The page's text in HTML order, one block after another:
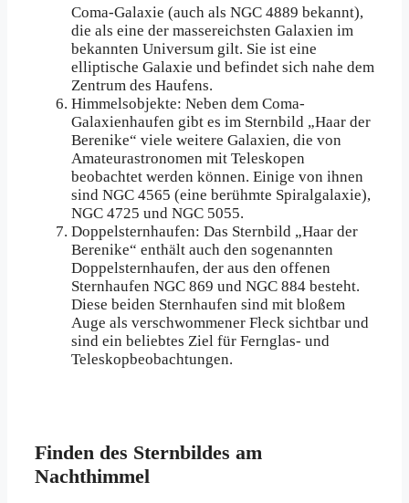
Coma-Galaxie (auch als NGC 4889 bekannt),
die als eine der massereichsten Galaxien im
bekannten Universum gilt. Sie ist eine
elliptische Galaxie und befindet sich nahe dem
Zentrum des Haufens.
Himmelsobjekte: Neben dem Coma-
Galaxienhaufen gibt es im Sternbild „Haar der
Berenike“ viele weitere Galaxien, die von
Amateurastronomen mit Teleskopen
beobachtet werden können. Einige von ihnen
sind NGC 4565 (eine berühmte Spiralgalaxie),
NGC 4725 und NGC 5055.
Doppelsternhaufen: Das Sternbild „Haar der
Berenike“ enthält auch den sogenannten
Doppelsternhaufen, der aus den offenen
Sternhaufen NGC 869 und NGC 884 besteht.
Diese beiden Sternhaufen sind mit bloßem
Auge als verschwommener Fleck sichtbar und
sind ein beliebtes Ziel für Fernglas- und
Teleskopbeobachtungen.
Finden des Sternbildes am
Nachthimmel